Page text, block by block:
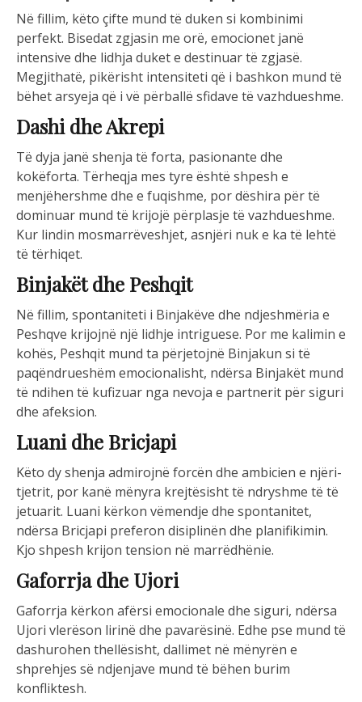
Në fillim, këto çifte mund të duken si kombinimi
perfekt. Bisedat zgjasin me orë, emocionet janë
intensive dhe lidhja duket e destinuar të zgjasë.
Megjithatë, pikërisht intensiteti që i bashkon mund të
bëhet arsyeja që i vë përballë sfidave të vazhdueshme.
Dashi dhe Akrepi
Të dyja janë shenja të forta, pasionante dhe
kokëforta. Tërheqja mes tyre është shpesh e
menjëhershme dhe e fuqishme, por dëshira për të
dominuar mund të krijojë përplasje të vazhdueshme.
Kur lindin mosmarrëveshjet, asnjëri nuk e ka të lehtë
të tërhiqet.
Binjakët dhe Peshqit
Në fillim, spontaniteti i Binjakëve dhe ndjeshmëria e
Peshqve krijojnë një lidhje intriguese. Por me kalimin e
kohës, Peshqit mund ta përjetojnë Binjakun si të
paqëndrueshëm emocionalisht, ndërsa Binjakët mund
të ndihen të kufizuar nga nevoja e partnerit për siguri
dhe afeksion.
Luani dhe Bricjapi
Këto dy shenja admirojnë forcën dhe ambicien e njëri-
tjetrit, por kanë mënyra krejtësisht të ndryshme të të
jetuarit. Luani kërkon vëmendje dhe spontanitet,
ndërsa Bricjapi preferon disiplinën dhe planifikimin.
Kjo shpesh krijon tension në marrëdhënie.
Gaforrja dhe Ujori
Gaforrja kërkon afërsi emocionale dhe siguri, ndërsa
Ujori vlerëson lirinë dhe pavarësinë. Edhe pse mund të
dashurohen thellësisht, dallimet në mënyrën e
shprehjes së ndjenjave mund të bëhen burim
konfliktesh.